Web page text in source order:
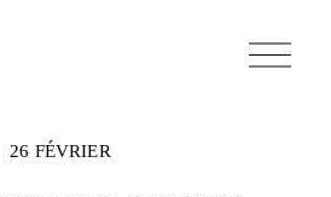
O
u
26 FÉVRIER